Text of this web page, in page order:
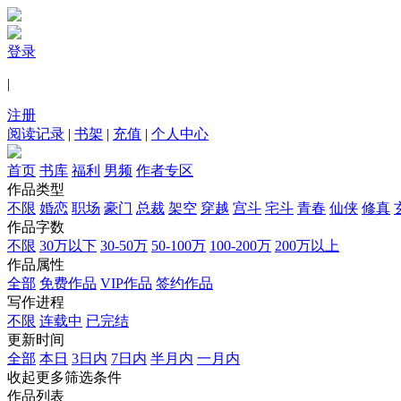
登录
|
注册
阅读记录 | 书架 | 充值 | 个人中心
首页 书库 福利 男频 作者专区
作品类型
不限 婚恋 职场 豪门 总裁 架空 穿越 宫斗 宅斗 青春 仙侠 修真
作品字数
不限 30万以下 30-50万 50-100万 100-200万 200万以上
作品属性
全部 免费作品 VIP作品 签约作品
写作进程
不限 连载中 已完结
更新时间
全部 本日 3日内 7日内 半月内 一月内
收起更多筛选条件
作品列表